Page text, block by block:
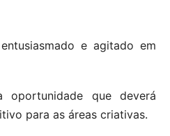
e agitado em
oportunidade que deverá
para as áreas criativas.